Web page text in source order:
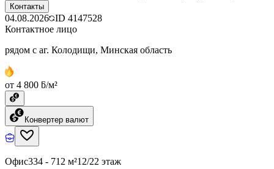
Контакты
04.08.2026 ID 4147528
Контактное лицо
рядом с аг. Колодищи, Минская область
от 4 800 ƃ/м²
Конвертер валют
Офис334 - 712 м²12/22 этаж